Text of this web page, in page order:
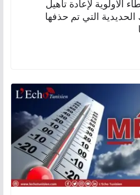
الأولوية لإعادة تأهيل
التي تم حذفها